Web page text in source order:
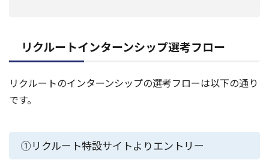
リクルートインターンシップ選考フロー
リクルートのインターンシップの選考フローは以下の通り
です。
①リクルート特設サイトよりエントリー